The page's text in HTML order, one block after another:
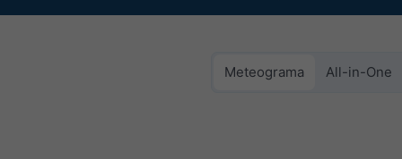
Meteograma All-in-One